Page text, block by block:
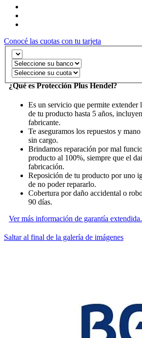
Conocé las cuotas con tu tarjeta
¿Qué es Protección Plus Hendel?
Es un servicio que permite extender
de tu producto hasta 5 años,
fabricante.
Te aseguramos los repuestos y
sin cargo.
Brindamos reparación por mal
producto al 100%, siempre que el
fabricación.
Reposición de tu producto por uno
de no poder repararlo.
Cobertura por daño accidental o
90 días.
Ver más información de garantía extendida.
Saltar al final de la galería de imágenes